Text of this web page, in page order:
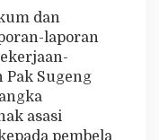
dan
laporan
Sugeng
asasi
pembela